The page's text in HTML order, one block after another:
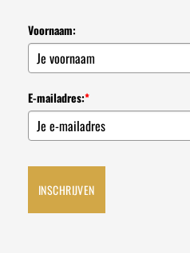
Voornaam:
E-mailadres:*
INSCHRIJVEN